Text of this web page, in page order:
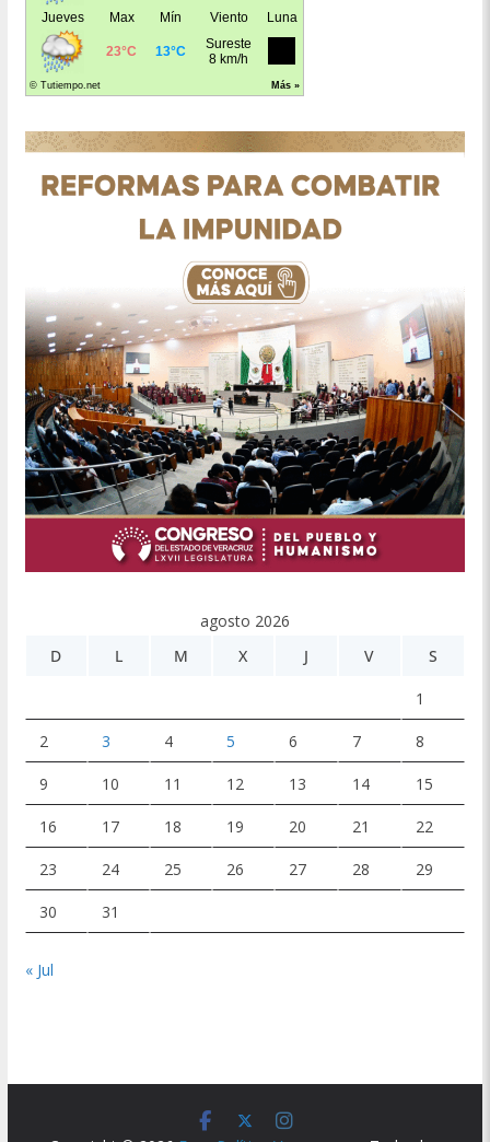
agosto 2026
D
L M X J V S
1
2 3 4 5 6 7 8
9 10 11 12 13 14 15
16 17 18 19 20 21 22
23 24 25 26 27 28 29
30 31
« Jul